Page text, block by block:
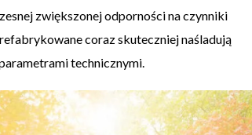
zwiększonej odporności na czynniki
coraz skuteczniej naśladują
technicznymi.